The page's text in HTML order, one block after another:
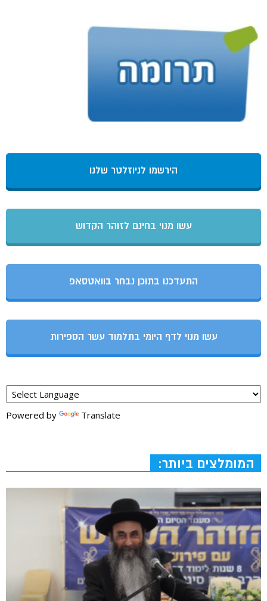
הירשמו לניוזלטר שלנו
עשו מנוי בחינם לזוהר הקדוש
התעדכנו בתוכן נבחר בוואטסאפ
עשו מנוי לדף היומי בתלמוד עשר הספירות
Powered by Translate
המומלצים ביותר: